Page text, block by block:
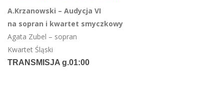
A.Krzanowski – Audycja VI
na sopran i kwartet smyczkowy
Agata Zubel – sopran
Kwartet Śląski
TRANSMISJA g.01:00